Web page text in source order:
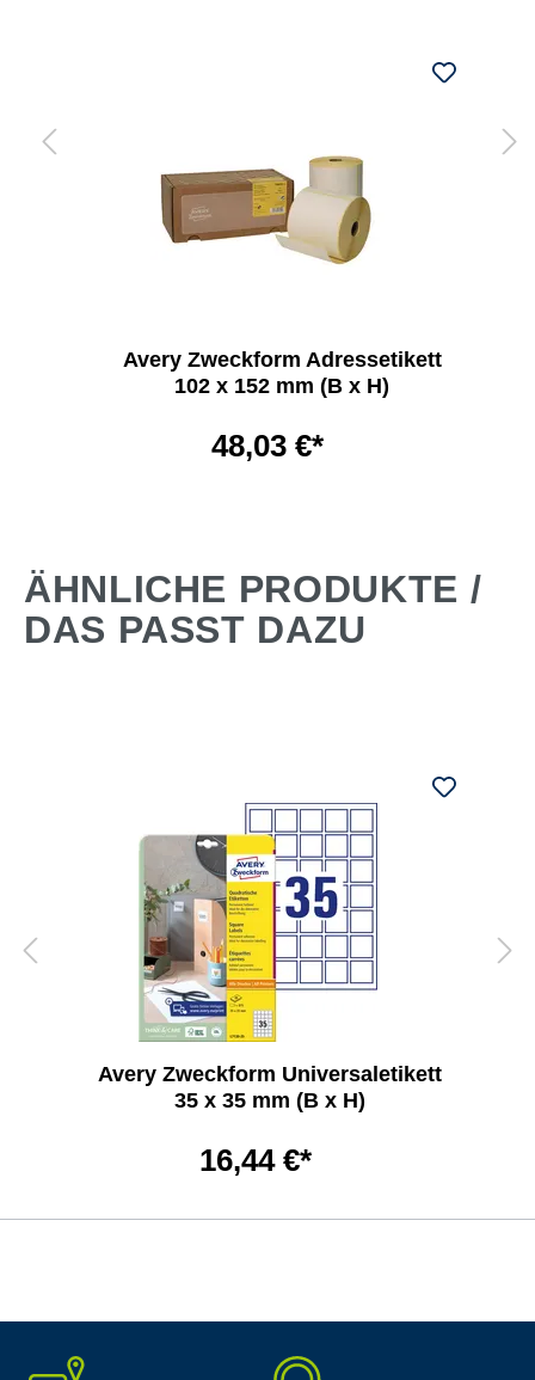
Avery Zweckform Adressetikett
102 x 152 mm (B x H)
48,03 €*
ÄHNLICHE PRODUKTE /
DAS PASST DAZU
Avery Zweckform Universaletikett
35 x 35 mm (B x H)
16,44 €*